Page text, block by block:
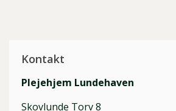
Kontakt
Plejehjem Lundehaven
Skovlunde Torv 8